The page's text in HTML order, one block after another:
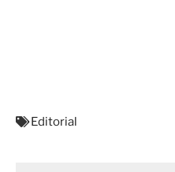
Editorial